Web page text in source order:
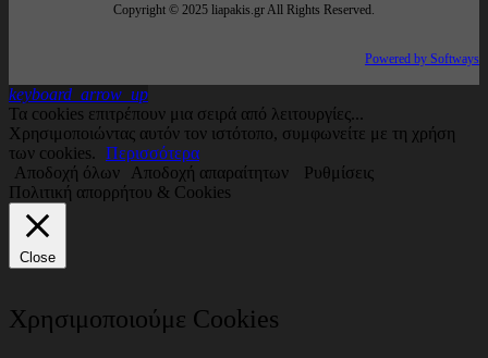
Copyright © 2025 liapakis.gr All Rights Reserved.
Powered by Softways
keyboard_arrow_up
Τα cookies επιτρέπουν μια σειρά από λειτουργίες...
Χρησιμοποιώντας αυτόν τον ιστότοπο, συμφωνείτε με τη χρήση
των cookies. Περισσότερα
Αποδοχή όλων
Αποδοχή απαραίτητων
Ρυθμίσεις
Πολιτική απορρήτου & Cookies
Close
Χρησιμοποιούμε Cookies